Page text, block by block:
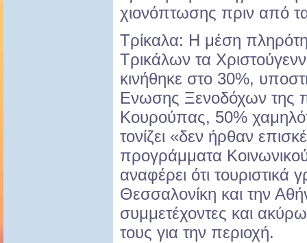
χιονόπτωσης πριν από
Τρίκαλα: Η μέση
Τρικάλων τα
κινήθηκε στο 30%,
Ενωσης Ξενοδόχων της
Κουρούπας, 50%
τονίζει «δεν ήρθαν
προγράμματα
αναφέρει ότι τουριστικά
Θεσσαλονίκη και την
συμμετέχοντες και
τους για την περιοχή.